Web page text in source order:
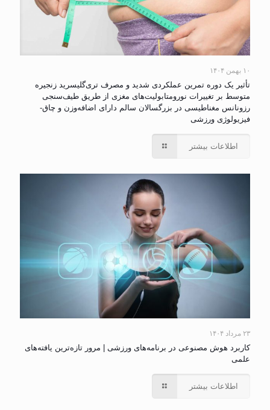
۱۰ بهمن ۱۴۰۴
تأثیر یک دوره تمرین عملکردی شدید و مصرف تری‌گلیسرید زنجیره
متوسط بر تغییرات نورومتابولیت‌های مغزی از طریق طیف‌سنجی
رزونانس مغناطیسی در بزرگسالان سالم دارای اضافه‌وزن و چاق-
فیزیولوژی ورزشی
اطلاعات بیشتر
۲۳ مرداد ۱۴۰۴
کاربرد هوش مصنوعی در برنامه‌های ورزشی | مرور تازه‌ترین یافته‌های
علمی
اطلاعات بیشتر